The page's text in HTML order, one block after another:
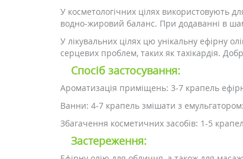
У косметологічних цілях використовують
водно-жировий баланс. При додаванні в
У лікувальних цілях цю унікальну ефірну
серцевих проблем, таких як тахікардія.
Спосіб застосування:
Ароматизація приміщень: 3-7 крапель
Ванни: 4-7 крапель змішати з
Збагачення косметичних засобів: 1-5
Застереження: